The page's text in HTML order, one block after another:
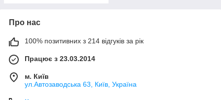
Про нас
100% позитивних з 214 відгуків за рік
Працює з 23.03.2014
м. Київ
ул.Автозаводська 63, Київ, Україна